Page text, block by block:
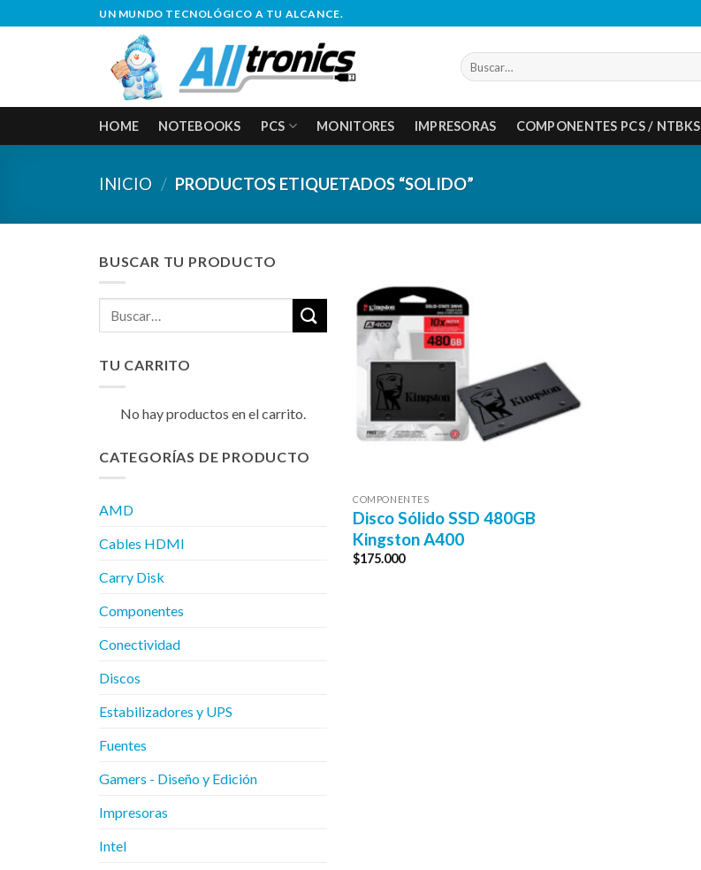
al
UN MUNDO TECNOLÓGICO A TU ALCANCE.
Buscar
por:
HOME NOTEBOOKS PCS MONITORES IMPRESORAS COMPONENTES PCS / NTBKS
INICIO / PRODUCTOS ETIQUETADOS “SOLIDO”
BUSCAR TU PRODUCTO
Buscar
por:
TU CARRITO
No hay productos en el carrito.
CATEGORÍAS DE PRODUCTO
AMD
Cables HDMI
Carry Disk
Componentes
Conectividad
Discos
Estabilizadores y UPS
Fuentes
Gamers - Diseño y Edición
Impresoras
Intel
COMPONENTES
Disco Sólido SSD 480GB
Kingston A400
$175.000